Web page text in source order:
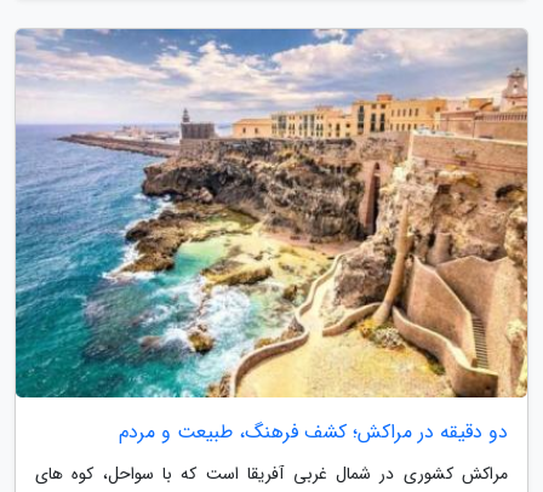
دو دقیقه در مراکش؛ کشف فرهنگ، طبیعت و مردم
مراکش کشوری در شمال غربی آفریقا است که با سواحل، کوه های